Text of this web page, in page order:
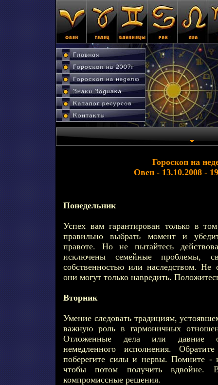
Гороскоп на
Овен - 13.10.2008 -
Понедельник
Успех вам гарантирован только в
правильно выбрать момент и
правоте. Но не пытайтесь
исключены семейные проблемы,
собственностью или наследством. Не
они могут только навредить.
Вторник
Умение следовать традициям,
важную роль в гармоничных
Отложенные дела или давние
немедленного исполнения.
поберегите силы и нервы. Помните -
чтобы потом получить вдвойне.
компромиссные решения.